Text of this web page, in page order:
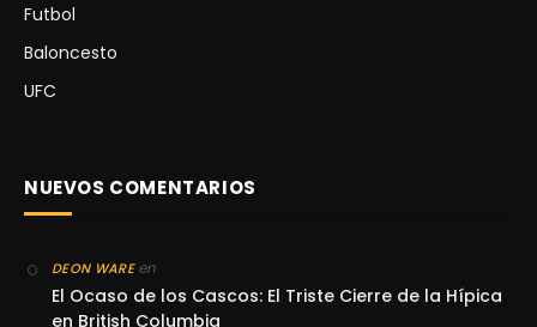
Futbol
Baloncesto
UFC
NUEVOS COMENTARIOS
DEON WAREen
El Ocaso de los Cascos: El Triste Cierre de la Hípica
en British Columbia